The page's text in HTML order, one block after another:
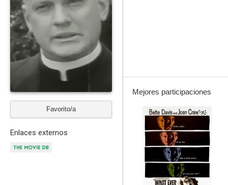
Favorito/a
Enlaces externos
Mejores participaciones
8.5